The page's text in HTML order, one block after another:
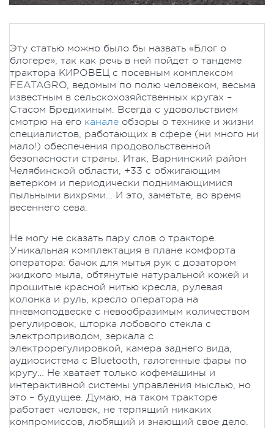
Эту статью можно было бы назвать «Блог о
блогере», так как речь в ней пойдет о тандеме
трактора КИРОВЕЦ с посевным комплексом
FEATAGRO, ведомым по полю человеком, весьма
известным в сельскохозяйственных кругах –
Стасом Бредихиным. Всегда с удовольствием
смотрю на его канале обзоры о технике и жизни
специалистов, работающих в сфере (ни много ни
мало!) обеспечения продовольственной
безопасности страны. Итак, Варнинский район
Челябинской области, +33 с обжигающим
ветерком и периодически поднимающимися
пыльными вихрями… И это, заметьте, во время
весеннего сева.
Не могу не сказать пару слов о тракторе.
Уникальная комплектация в плане комфорта
оператора: бачок для мытья рук с дозатором
жидкого мыла, обтянутые натуральной кожей и
прошитые красной нитью кресла, рулевая
колонка и руль, кресло оператора на
пневмоподвеске с невообразимым количеством
регулировок, шторка лобового стекла с
электроприводом, зеркала с
электрорегулировкой, камера заднего вида,
аудиосистема с Bluetooth, галогенные фары по
кругу… Не хватает только кофемашины и
интерактивной системы управления мыслью, но
это – будущее. Думаю, на таком тракторе
работает человек, не терпящий никаких
компромиссов, любящий и знающий свое дело.